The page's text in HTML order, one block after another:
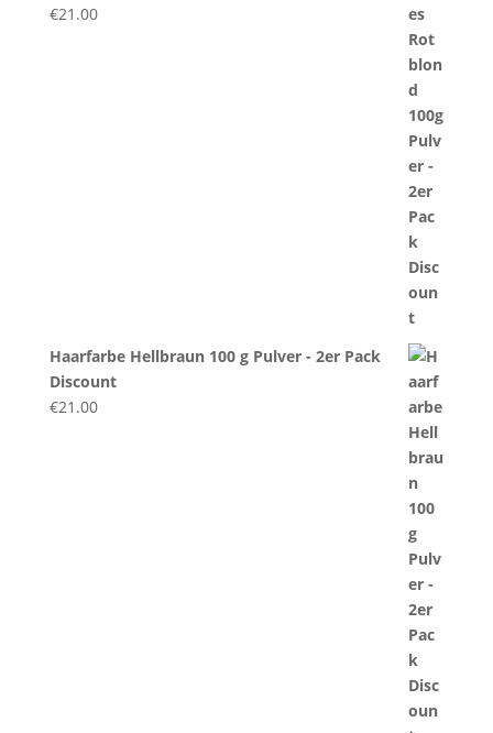
€21.00
Haarfarbe Hellbraun 100 g Pulver - 2er Pack
Discount
€21.00